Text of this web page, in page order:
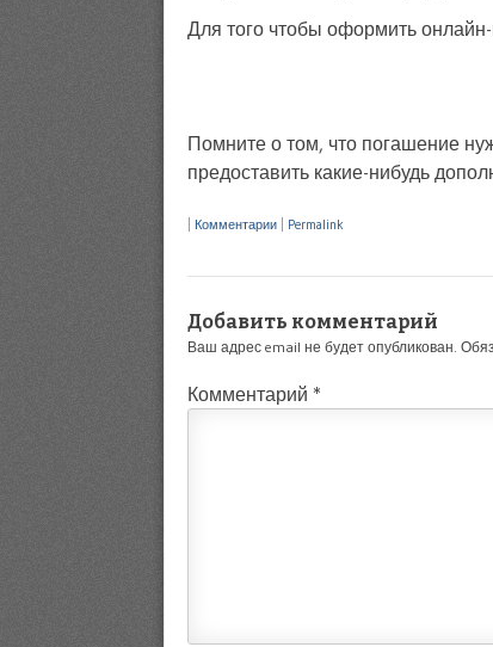
Для того чтобы оформить
Помните о том, что погашение
предоставить какие-нибудь
Комментарии Permalink
Добавить комментарий
Ваш адрес email не будет опубликован.
Комментарий *